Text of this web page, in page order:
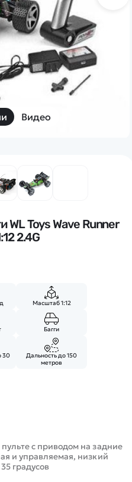
Видео
WL Toys Wave Runner
2.4G
Масштаб 1:12
Багги
30
Дальность до 150
метров
с приводом на задние
и управляемая, низкий
градусов
с вами